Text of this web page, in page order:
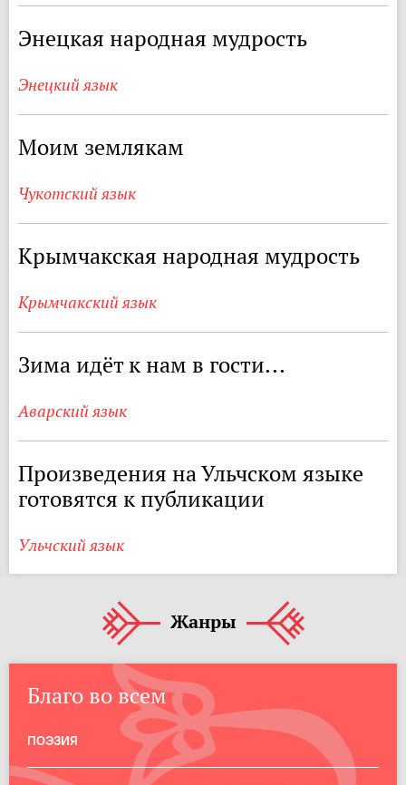
Энецкая народная мудрость
Энецкий язык
Моим землякам
Чукотский язык
Крымчакская народная мудрость
Крымчакский язык
Зима идёт к нам в гости...
Аварский язык
Произведения на Ульчском языке
готовятся к публикации
Ульчский язык
Жанры
Благо во всем
ПОЭЗИЯ